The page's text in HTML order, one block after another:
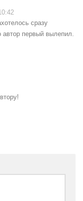
сразу
автор первый вылепил.